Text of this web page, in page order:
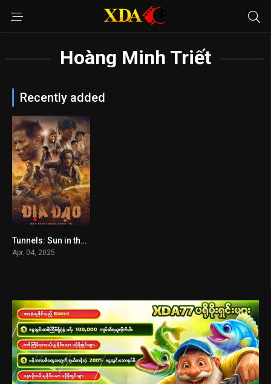
Hoàng Minh Triết
Recently added
7.6
Tunnels: Sun in the Dark
Apr. 04, 2025